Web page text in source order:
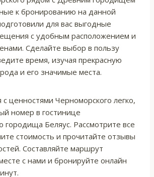
к бронированию на данной
для вас выгодные
с удобным расположением и
Сделайте выбор в пользу
время, изучая прекрасную
и его значимые места.
ценностями Черноморского легко,
номер в гостинице
городища Беляус. Рассмотрите все
стоимость и прочитайте отзывы
Составляйте маршрут
с нами и бронируйте онлайн